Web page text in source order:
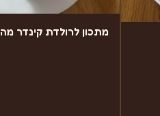
מתכון לרולדת קינדר